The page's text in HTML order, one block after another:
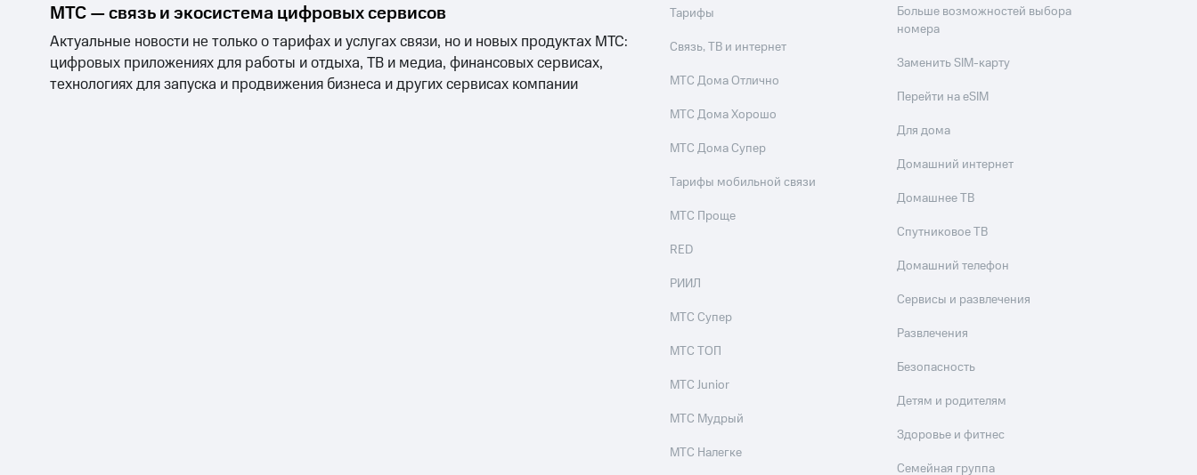
МТС — связь и экосистема цифровых сервисов
Актуальные новости не только о тарифах и услугах связи, но и новых продуктах МТС:
цифровых приложениях для работы и отдыха, ТВ и медиа, финансовых сервисах,
технологиях для запуска и продвижения бизнеса и других сервисах компании
Тарифы
Связь, ТВ и интернет
МТС Дома Отлично
МТС Дома Хорошо
МТС Дома Супер
Тарифы мобильной связи
МТС Проще
RED
РИИЛ
МТС Супер
МТС ТОП
МТС Junior
МТС Мудрый
МТС Налегке
Больше возможностей выбора
номера
Заменить SIM-карту
Перейти на eSIM
Для дома
Домашний интернет
Домашнее ТВ
Спутниковое ТВ
Домашний телефон
Сервисы и развлечения
Развлечения
Безопасность
Детям и родителям
Здоровье и фитнес
Семейная группа